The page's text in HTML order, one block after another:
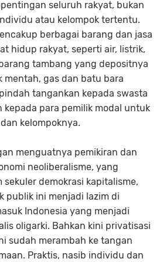
seluruh rakyat, bukan
atau kelompok tertentu.
berbagai barang dan jasa
hidup rakyat, seperti air, listrik,
tambang yang depositnya
mentah, gas dan batu bara
tangankan kepada swasta
para pemilik modal untuk
kelompoknya.
menguatnya pemikiran dan
neoliberalisme, yang
demokrasi kapitalisme,
publik ini menjadi lazim di
Indonesia yang menjadi
oligarki. Bahkan kini privatisasi
sudah merambah ke tangan
Praktis, nasib individu dan